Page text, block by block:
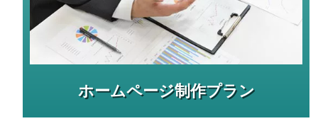
ホームページ制作プラン